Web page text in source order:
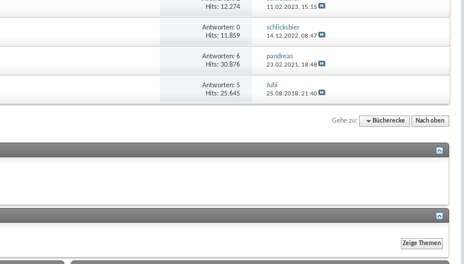
Hits: 12.274
11.02.2023, 15:15
Antworten: 0
Hits: 11.859
schlicksbier
14.12.2022,08:47
Antworten: 6
Hits: 30.876
pandreas
23.02.2021, 18:48
Antworten: 5
Hits: 25.645
Jubi
25.08.2018,21:40
Gehe zu: Bücherecke Nach oben